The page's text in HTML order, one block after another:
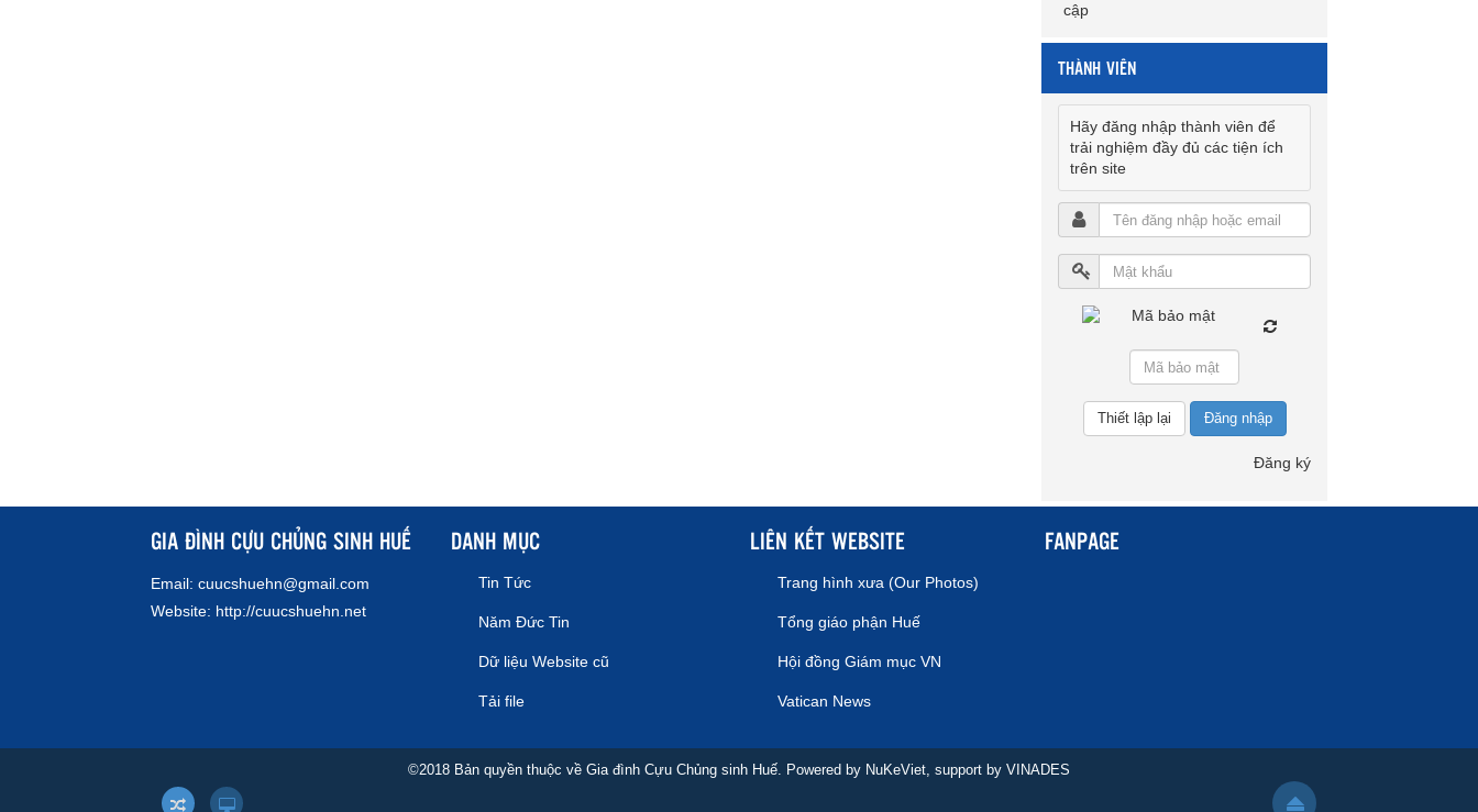
cập
THÀNH VIÊN
Hãy đăng nhập thành viên để
trải nghiệm đầy đủ các tiện ích
trên site
Đăng nhập
Đăng ký
GIA ĐÌNH CỰU CHỦNG SINH HUẾ
Email: cuucshuehn@gmail.com
Website: http://cuucshuehn.net
DANH MỤC
Tin Tức
Năm Đức Tin
Dữ liệu Website cũ
Tải file
LIÊN KẾT WEBSITE
Trang hình xưa (Our Photos)
Tổng giáo phận Huế
Hội đồng Giám mục VN
Vatican News
FANPAGE
©2018 Bản quyền thuộc về Gia đình Cựu Chủng sinh Huế. Powered by NuKeViet, support by VINADES